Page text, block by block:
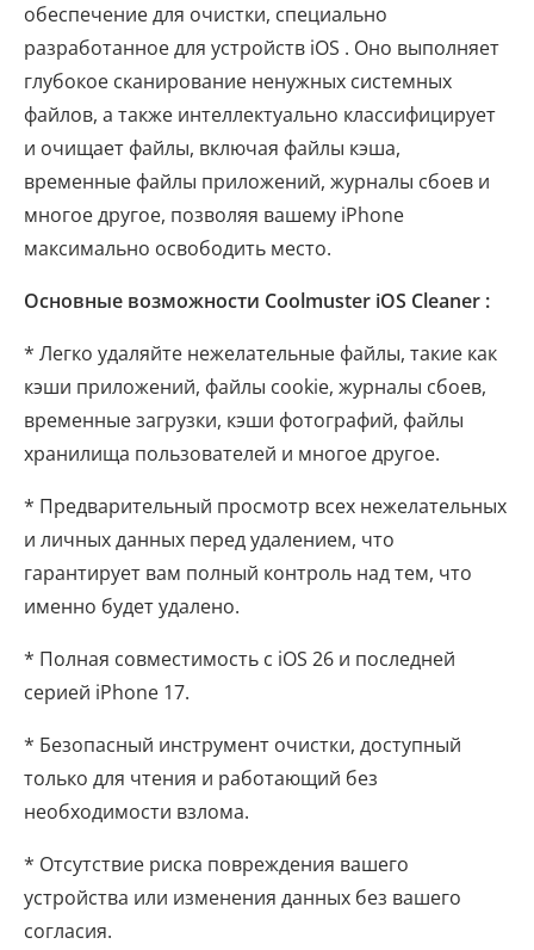
обеспечение для очистки, специально
разработанное для устройств iOS . Оно выполняет
глубокое сканирование ненужных системных
файлов, а также интеллектуально классифицирует
и очищает файлы, включая файлы кэша,
временные файлы приложений, журналы сбоев и
многое другое, позволяя вашему iPhone
максимально освободить место.
Основные возможности Coolmuster iOS Cleaner :
* Легко удаляйте нежелательные файлы, такие как
кэши приложений, файлы cookie, журналы сбоев,
временные загрузки, кэши фотографий, файлы
хранилища пользователей и многое другое.
* Предварительный просмотр всех нежелательных
и личных данных перед удалением, что
гарантирует вам полный контроль над тем, что
именно будет удалено.
* Полная совместимость с iOS 26 и последней
серией iPhone 17.
* Безопасный инструмент очистки, доступный
только для чтения и работающий без
необходимости взлома.
* Отсутствие риска повреждения вашего
устройства или изменения данных без вашего
согласия.